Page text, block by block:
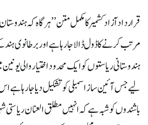
قرارداد آزادکشمیر کا مکمل متن ’’ہرگاہ کہ
مرتب کرنے کا ڈول ڈالا جا رہا ہے اور برطانوی
ہندوستانی ریاستوں کو ایک محدود اختیار والی
لیے جس آئین ساز اسمبلی کو تشکیل دیا جا رہا ہے
باشندوں کو شبہ ہے کہ انہیں مطلق العنان